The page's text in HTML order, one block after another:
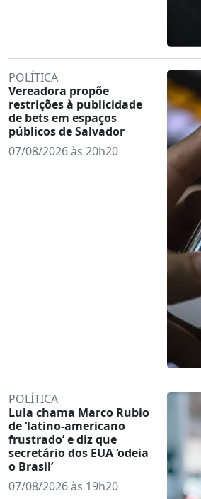
POLÍTICA
Vereadora propõe
restrições à publicidade
de bets em espaços
públicos de Salvador
07/08/2026 às 20h20
POLÍTICA
Lula chama Marco Rubio
de ‘latino-americano
frustrado’ e diz que
secretário dos EUA ‘odeia
o Brasil’
07/08/2026 às 19h20